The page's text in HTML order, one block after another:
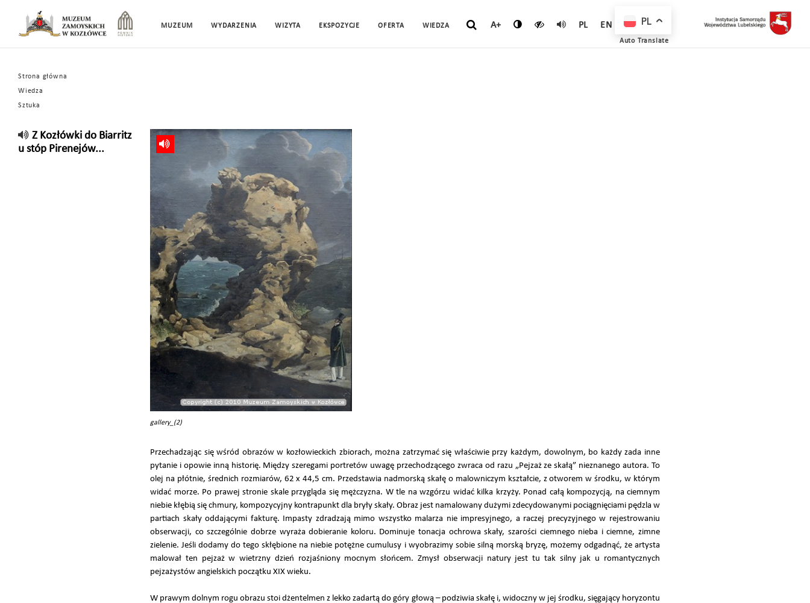
MUZEUM WYDARZENIA WIZYTA EKSPOZYCJE OFERTA WIEDZA A+ PL EN
Strona główna
Wiedza
Sztuka
Z Kozłówki do Biarritz
u stóp Pirenejów...
gallery_(2)
Przechadzając się wśród obrazów w kozłowieckich zbiorach, można zatrzymać się właściwie przy każdym, dowolnym, bo każdy zada inne
pytanie i opowie inną historię. Między szeregami portretów uwagę przechodzącego zwraca od razu „Pejzaż ze skałą” nieznanego autora. To
olej na płótnie, średnich rozmiarów, 62 x 44,5 cm. Przedstawia nadmorską skałę o malowniczym kształcie, z otworem w środku, w którym
widać morze. Po prawej stronie skale przygląda się mężczyzna. W tle na wzgórzu widać kilka krzyży. Ponad całą kompozycją, na ciemnym
niebie kłębią się chmury, kompozycyjny kontrapunkt dla bryły skały. Obraz jest namalowany dużymi zdecydowanymi pociągnięciami pędzla w
partiach skały oddającymi fakturę. Impasty zdradzają mimo wszystko malarza nie impresyjnego, a raczej precyzyjnego w rejestrowaniu
obserwacji, co szczególnie dobrze wyraża dobieranie koloru. Dominuje tonacja ochrowa skały, szarości ciemnego nieba i ciemne, zimne
zielenie. Jeśli dodamy do tego skłębione na niebie potężne cumulusy i wyobrazimy sobie silną morską bryzę, możemy odgadnąć, że artysta
malował ten pejzaż w wietrzny dzień rozjaśniony mocnym słońcem. Zmysł obserwacji natury jest tu tak silny jak u romantycznych
pejzażystów angielskich początku XIX wieku.
W prawym dolnym rogu obrazu stoi dżentelmen z lekko zadartą do góry głową – podziwia skałę i, widoczny w jej środku, sięgający horyzontu
PL
Auto Translate